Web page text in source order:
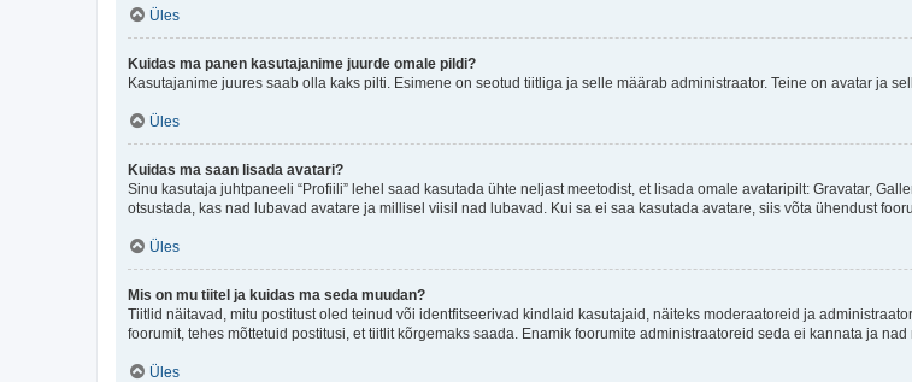
Üles
Kuidas ma panen kasutajanime juurde omale pildi?
Kasutajanime juures saab olla kaks pilti. Esimene on seotud tiitliga ja selle määrab administraator. Teine on avatar ja
Üles
Kuidas ma saan lisada avatari?
Sinu kasutaja juhtpaneeli “Profiili” lehel saad kasutada ühte neljast meetodist, et lisada omale avataripilt: Gravatar,
otsustada, kas nad lubavad avatare ja millisel viisil nad lubavad. Kui sa ei saa kasutada avatare, siis võta ühendust
Üles
Mis on mu tiitel ja kuidas ma seda muudan?
Tiitlid näitavad, mitu postitust oled teinud või identfitseerivad kindlaid kasutajaid, näiteks moderaatoreid ja
foorumit, tehes mõttetuid postitusi, et tiitlit kõrgemaks saada. Enamik foorumite administraatoreid seda ei kannata ja nad
Üles